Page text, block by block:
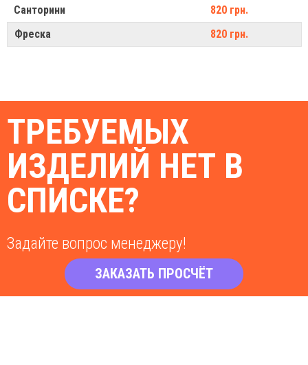
Санторини
820 грн.
Фреска
820 грн.
ТРЕБУЕМЫХ
ИЗДЕЛИЙ НЕТ В
СПИСКЕ?
Задайте вопрос менеджеру!
ЗАКАЗАТЬ ПРОСЧЁТ